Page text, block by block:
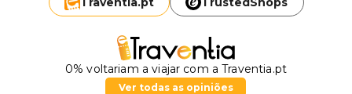
0% voltariam a viajar com a Traventia.pt
Ver todas as opiniões